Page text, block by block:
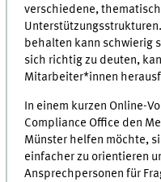
verschiedene,
behalten kann schwierig
sich richtig zu deuten,
Mitarbeiter*innen
In einem kurzen Online-
Compliance Office den
Münster helfen möchte,
einfacher zu orientieren
Ansprechpersonen für